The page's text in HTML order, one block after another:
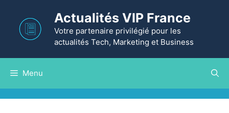
contenu
Actualités VIP France
Votre partenaire privilégié pour les
actualités Tech, Marketing et Business
Menu